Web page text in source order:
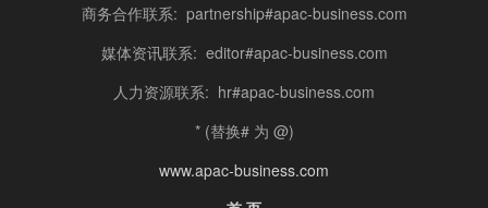
商务合作联系: partnership#apac-business.com
媒体资讯联系: editor#apac-business.com
人力资源联系: hr#apac-business.com
* (替换# 为 @)
www.apac-business.com